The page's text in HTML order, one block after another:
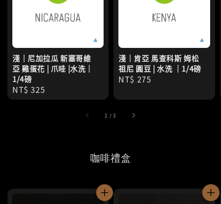
淺｜尼加拉瓜 新塞哥維
亞 雞蛋花 | 爪哇 |水洗｜
1/4磅
Regular
price
NT$ 325
淺｜肯亞 馬查科斯 姆松
祖尼 圓豆 | 水洗 ｜1/4磅
Regular
NT$ 275
1 /3
咖啡禮盒